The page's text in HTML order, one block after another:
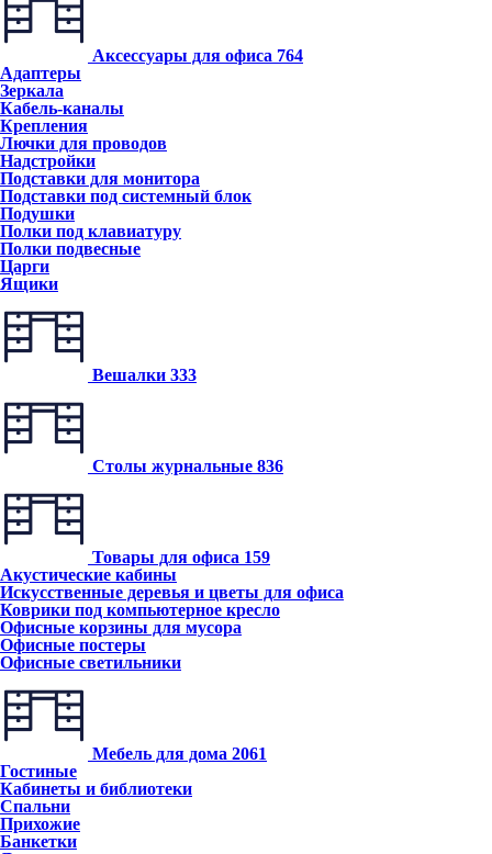
Аксессуары для офиса 764
Адаптеры
Зеркала
Кабель-каналы
Крепления
Лючки для проводов
Надстройки
Подставки для монитора
Подставки под системный блок
Подушки
Полки под клавиатуру
Полки подвесные
Царги
Ящики
Вешалки 333
Столы журнальные 836
Товары для офиса 159
Акустические кабины
Искусственные деревья и цветы для офиса
Коврики под компьютерное кресло
Офисные корзины для мусора
Офисные постеры
Офисные светильники
Мебель для дома 2061
Гостиные
Кабинеты и библиотеки
Спальни
Прихожие
Банкетки